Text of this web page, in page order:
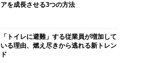
アを成長させる3つの方法
「トイレに避難」する従業員が増加して
いる理由、燃え尽きから逃れる新トレン
ド